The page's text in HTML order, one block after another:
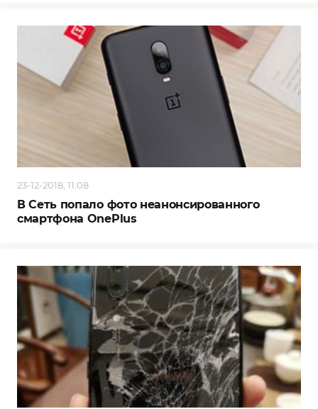
23-12-2018, 11:08
В Сеть попало фото неанонсированного
смартфона OnePlus